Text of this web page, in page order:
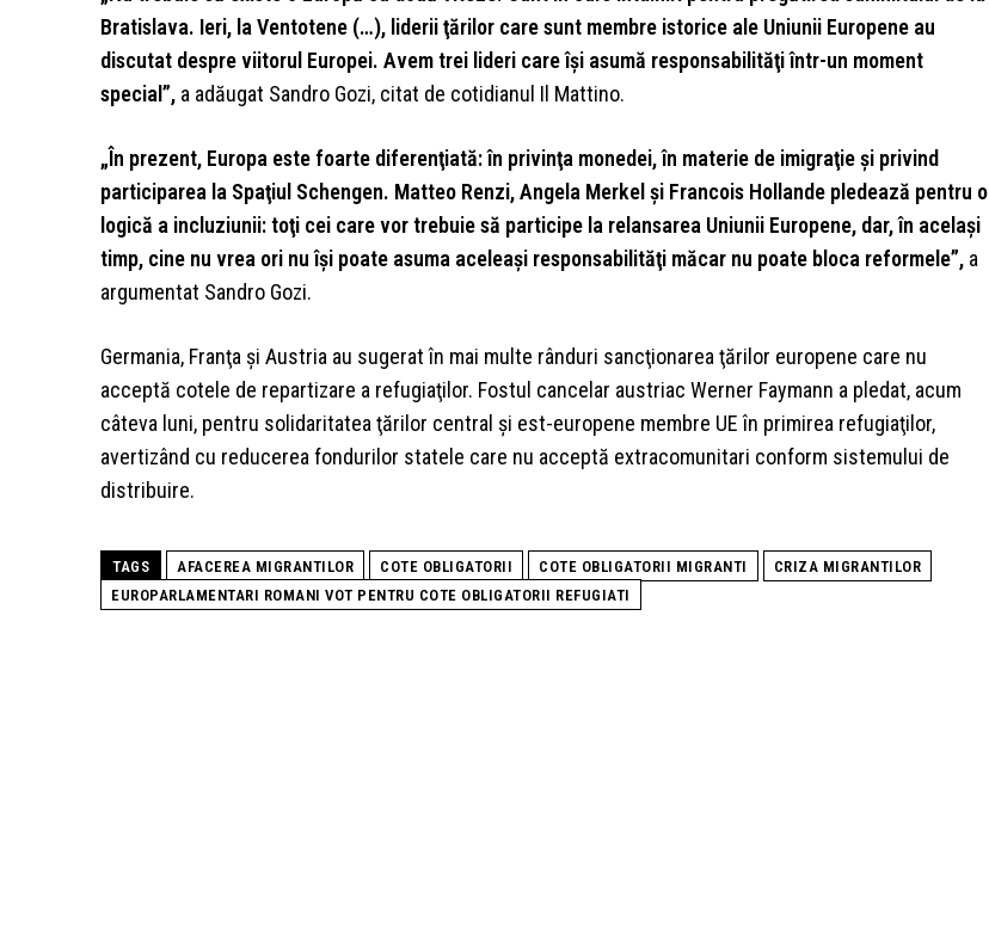
Bratislava. Ieri, la Ventotene (…), liderii ţărilor care sunt membre istorice ale Uniunii Europene au
discutat despre viitorul Europei. Avem trei lideri care îşi asumă responsabilităţi într-un moment
special”, a adăugat Sandro Gozi, citat de cotidianul Il Mattino.
„În prezent, Europa este foarte diferenţiată: în privinţa monedei, în materie de imigraţie şi privind
participarea la Spaţiul Schengen. Matteo Renzi, Angela Merkel şi Francois Hollande pledează pentru o
logică a incluziunii: toţi cei care vor trebuie să participe la relansarea Uniunii Europene, dar, în acelaşi
timp, cine nu vrea ori nu îşi poate asuma aceleaşi responsabilităţi măcar nu poate bloca reformele”, a
argumentat Sandro Gozi.
Germania, Franţa şi Austria au sugerat în mai multe rânduri sancţionarea ţărilor europene care nu
acceptă cotele de repartizare a refugiaţilor. Fostul cancelar austriac Werner Faymann a pledat, acum
câteva luni, pentru solidaritatea ţărilor central şi est-europene membre UE în primirea refugiaţilor,
avertizând cu reducerea fondurilor statele care nu acceptă extracomunitari conform sistemului de
distribuire.
TAGS AFACEREA MIGRANTILOR COTE OBLIGATORII COTE OBLIGATORII MIGRANTI
CRIZA MIGRANTILOR
EUROPARLAMENTARI ROMANI VOT PENTRU COTE OBLIGATORII REFUGIATI